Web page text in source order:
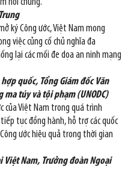
ký Công ước, Việt Nam mong
việc củng cố chủ nghĩa đa
lại các mối đe dọa an ninh mạng
quốc, Tổng Giám đốc Văn
túy và tội phạm (UNODC)
của Việt Nam trong quá trình
tục đồng hành, hỗ trợ các quốc
ước hiệu quả trong thời gian
Việt Nam, Trưởng đoàn Ngoại